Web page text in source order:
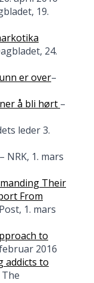
19.
24.
er over–
å bli hørt –
leder 3.
– NRK, 1. mars
Their
From
1. mars
to
2016
addicts to
The